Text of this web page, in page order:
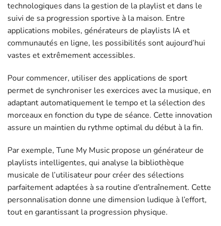
technologiques dans la gestion de la playlist et dans le
suivi de sa progression sportive à la maison. Entre
applications mobiles, générateurs de playlists IA et
communautés en ligne, les possibilités sont aujourd’hui
vastes et extrêmement accessibles.
Pour commencer, utiliser des applications de sport
permet de synchroniser les exercices avec la musique, en
adaptant automatiquement le tempo et la sélection des
morceaux en fonction du type de séance. Cette innovation
assure un maintien du rythme optimal du début à la fin.
Par exemple, Tune My Music propose un générateur de
playlists intelligentes, qui analyse la bibliothèque
musicale de l’utilisateur pour créer des sélections
parfaitement adaptées à sa routine d’entraînement. Cette
personnalisation donne une dimension ludique à l’effort,
tout en garantissant la progression physique.